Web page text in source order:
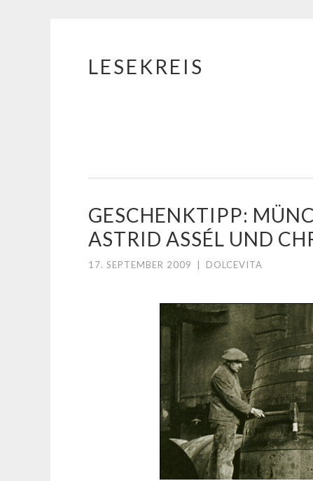
Springe
LESEKREIS
GESCHENKTIPP:
ASTRID ASSÉL UND
17. SEPTEMBER 2009 DOLCEVITA